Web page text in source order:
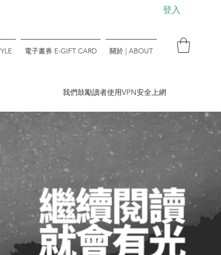
登入
電子書券 E-GIFT CARD 關於 | ABOUT
​我們鼓勵讀者使用VPN安全上網